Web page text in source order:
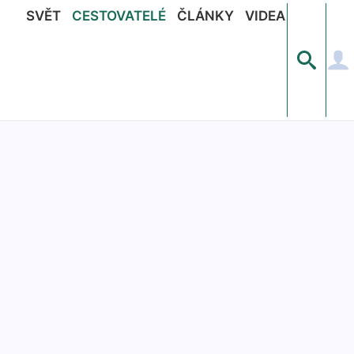
SVĚT CESTOVATELÉ ČLÁNKY VIDEA